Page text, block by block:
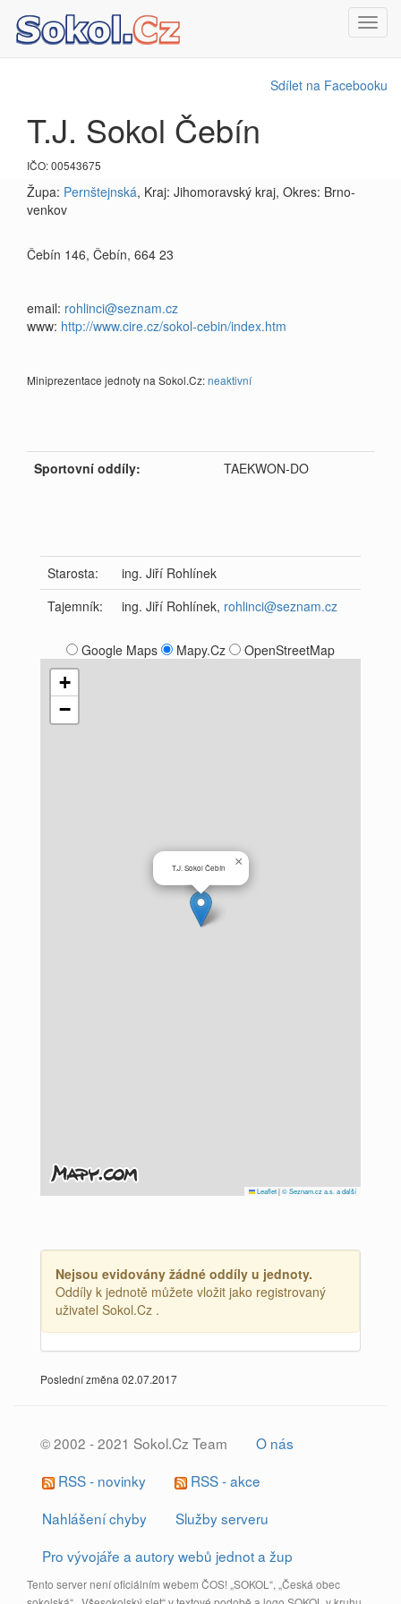
Sdílet na Facebooku
T.J. Sokol Čebín
IČO: 00543675
Župa: Pernštejnská, Kraj: Jihomoravský kraj, Okres: Brno-
venkov
Čebín 146, Čebín, 664 23
email: rohlinci@seznam.cz
www: http://www.cire.cz/sokol-cebin/index.htm
Miniprezentace jednoty na Sokol.Cz:neaktivní
Sportovní oddíly: TAEKWON-DO
Starosta:
ing. Jiří Rohlínek
Tajemník:
ing. Jiří Rohlínek, rohlinci@seznam.cz
Google Maps Mapy.Cz OpenStreetMap
T.J. Sokol Čebín ×
+
−
Leaflet|© Seznam.cz a.s. a další
Nejsou evidovány žádné oddíly u jednoty.
Oddíly k jednotě můžete vložit jako registrovaný
uživatel Sokol.Cz .
Poslední změna 02.07.2017
© 2002 - 2021 Sokol.Cz Team
O nás
RSS - novinky
RSS - akce
Nahlášení chyby
Služby serveru
Pro vývojáře a autory webů jednot a žup
Tento server není oficiálním webem ČOS! „SOKOL“, „Česká obec